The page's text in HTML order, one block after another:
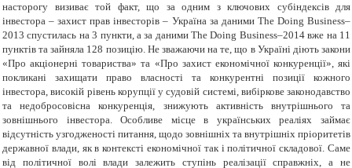
насторогу визиває той факт, що за одним з ключових субіндексів для
інвестора – захист прав інвесторів – Україна за даними The Doing Business–
2013 спустилась на 3 пункти, а за данимиThe Doing Business–2014 вже на 11
пунктів та зайняла 128 позицію. Не зважаючи на те, що в Україні діють закони
«Про акціонерні товариства» та «Про захист економічної конкуренції», які
покликані захищати право власності та конкурентні позиції кожного
інвестора, високій рівень корупції у судовій системі, вибіркове законодавство
та недобросовісна конкуренція, знижують активність внутрішнього та
зовнішнього інвестора. Особливе місце в українських реаліях займає
відсутність узгодженості питання, щодо зовнішніх та внутрішніх пріоритетів
державної влади, як в контексті економічної так і політичної складової. Саме
від політичної волі влади залежить ступінь реалізації справжніх, а не